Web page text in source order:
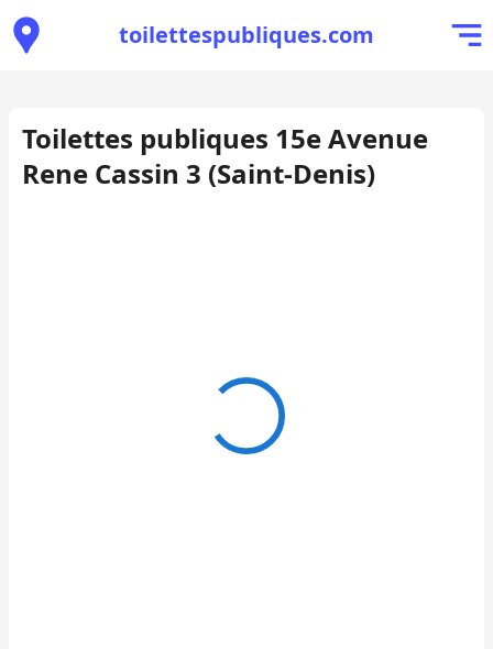
toilettespubliques.com
Toilettes publiques 15e Avenue
Rene Cassin 3 (Saint-Denis)